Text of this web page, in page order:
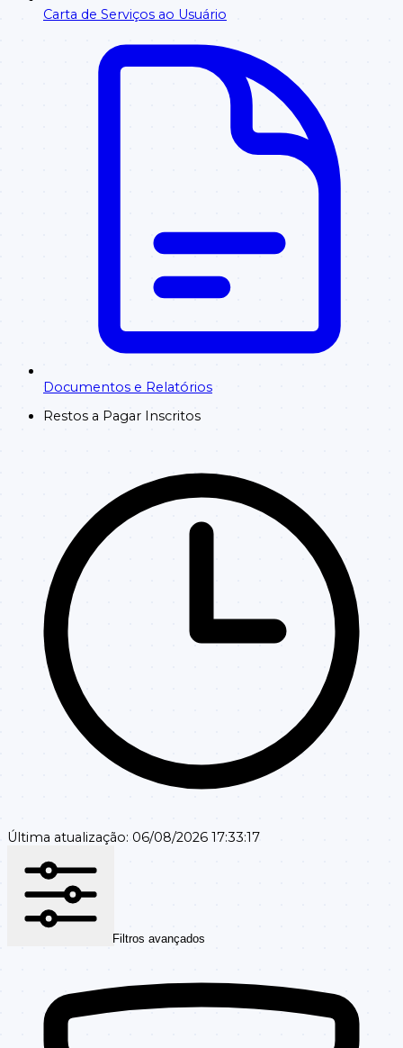
Carta de Serviços ao Usuário
Documentos e Relatórios
Restos a Pagar Inscritos
Última atualização: 06/08/2026 17:33:17
Filtros avançados